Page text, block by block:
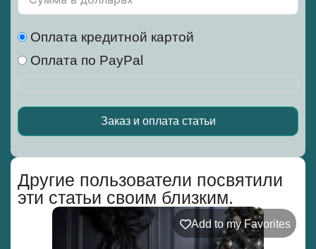
Другие пользователи посвятили
эти статьи своим близким.
Add to my Favorites
Оплата кредитной картой
Оплата по PayPal
Заказ и оплата статьи
Alternative: